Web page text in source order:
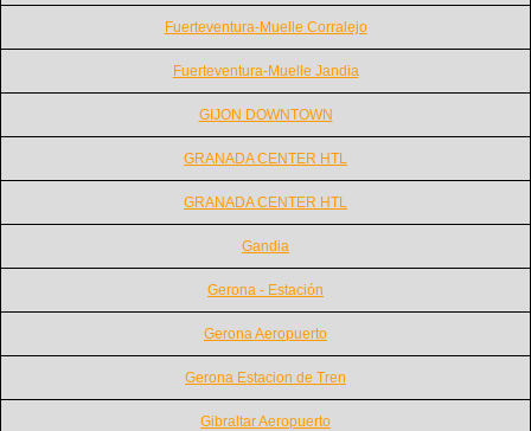
Fuerteventura-Muelle Corralejo
Fuerteventura-Muelle Jandia
GIJON DOWNTOWN
GRANADA CENTER HTL
GRANADA CENTER HTL
Gandia
Gerona - Estación
Gerona Aeropuerto
Gerona Estacion de Tren
Gibraltar Aeropuerto